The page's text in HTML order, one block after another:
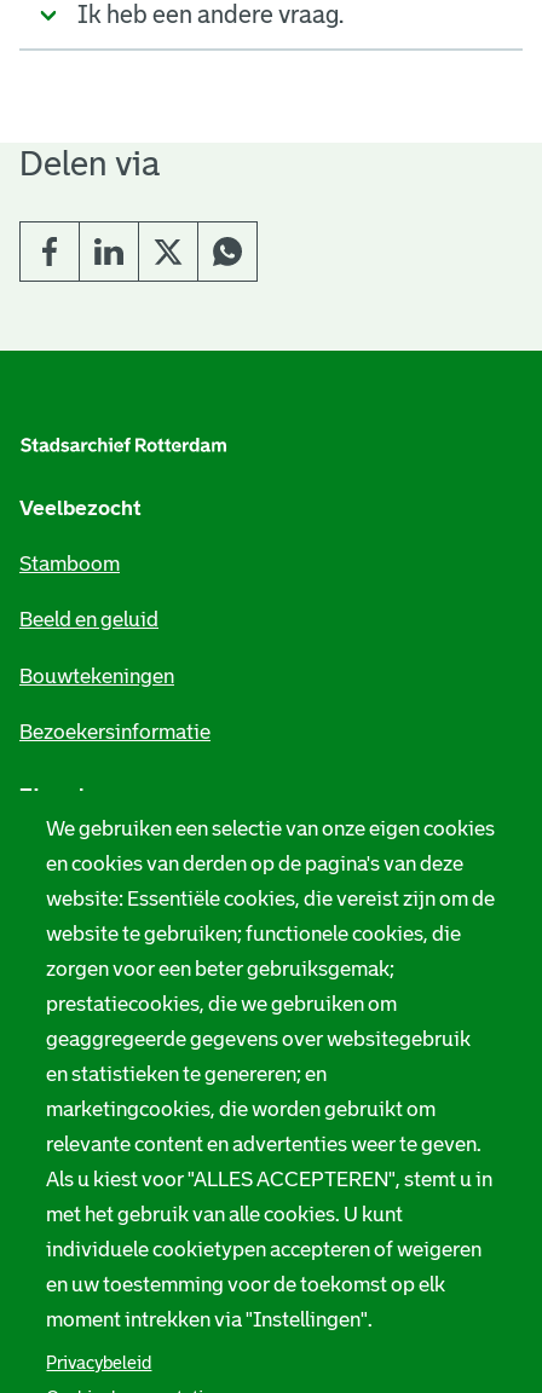
We gebruiken een selectie van onze eigen cookies
en cookies van derden op de pagina's van deze
website: Essentiële cookies, die vereist zijn om de
website te gebruiken; functionele cookies, die
zorgen voor een beter gebruiksgemak;
prestatiecookies, die we gebruiken om
geaggregeerde gegevens over websitegebruik
en statistieken te genereren; en
marketingcookies, die worden gebruikt om
relevante content en advertenties weer te geven.
Als u kiest voor "ALLES ACCEPTEREN", stemt u in
met het gebruik van alle cookies. U kunt
individuele cookietypen accepteren of weigeren
en uw toestemming voor de toekomst op elk
moment intrekken via "Instellingen".
Privacybeleid
Ik heb een andere vraag.
Delen via
m
Veelbezocht
Stamboom
Beeld en geluid
Bouwtekeningen
Bezoekersinformatie
Zie ook
Privacy
Digitale toegankelijkheid
Servicenormen
Melding taalgebruik
Suggesties en opmerkingen
Hofdijk 651, 3032 CG Rotterdam
Postbus 71, 3000 AB Rotterdam
TEL: 010 267 55 55